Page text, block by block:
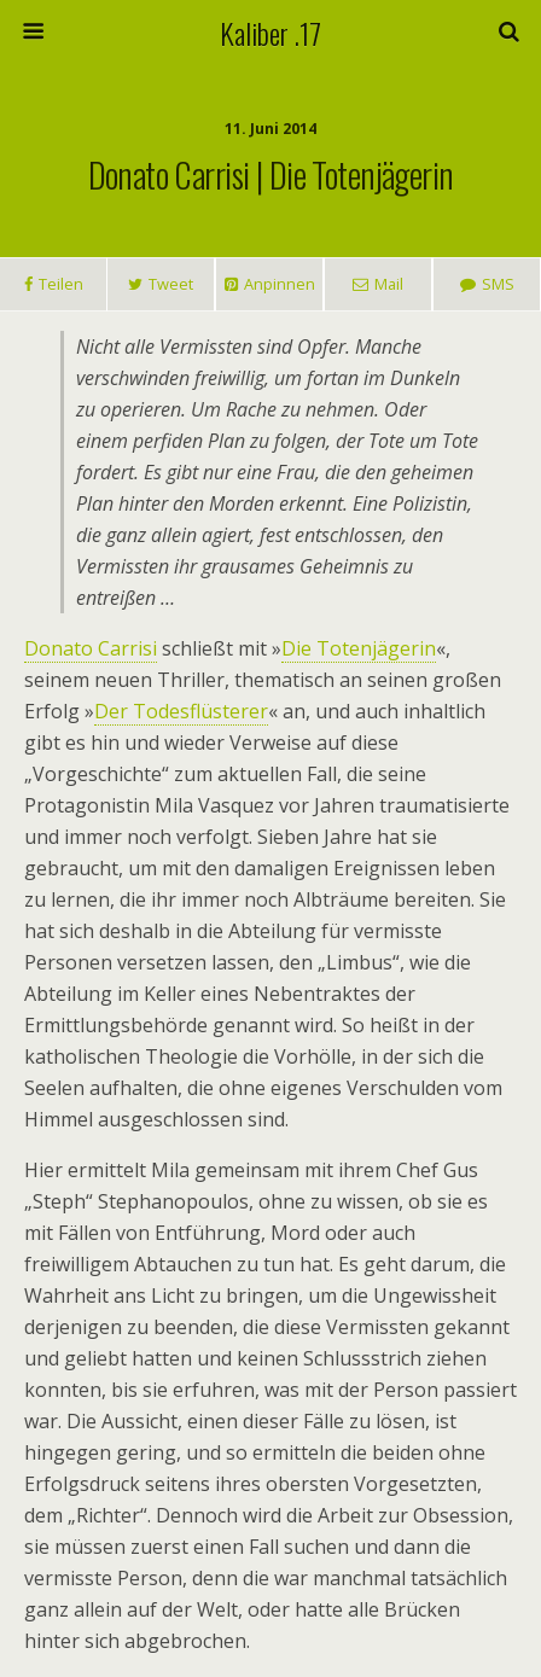
Kaliber .17
11. Juni 2014
Donato Carrisi | Die Totenjägerin
Teilen Tweet Anpinnen Mail SMS
Nicht alle Vermissten sind Opfer. Manche
verschwinden freiwillig, um fortan im Dunkeln
zu operieren. Um Rache zu nehmen. Oder
einem perfiden Plan zu folgen, der Tote um Tote
fordert. Es gibt nur eine Frau, die den geheimen
Plan hinter den Morden erkennt. Eine Polizistin,
die ganz allein agiert, fest entschlossen, den
Vermissten ihr grausames Geheimnis zu
entreißen …
Donato Carrisi schließt mit »Die Totenjägerin«,
seinem neuen Thriller, thematisch an seinen großen
Erfolg »Der Todesflüsterer« an, und auch inhaltlich
gibt es hin und wieder Verweise auf diese
„Vorgeschichte“ zum aktuellen Fall, die seine
Protagonistin Mila Vasquez vor Jahren traumatisierte
und immer noch verfolgt. Sieben Jahre hat sie
gebraucht, um mit den damaligen Ereignissen leben
zu lernen, die ihr immer noch Albträume bereiten. Sie
hat sich deshalb in die Abteilung für vermisste
Personen versetzen lassen, den „Limbus“, wie die
Abteilung im Keller eines Nebentraktes der
Ermittlungsbehörde genannt wird. So heißt in der
katholischen Theologie die Vorhölle, in der sich die
Seelen aufhalten, die ohne eigenes Verschulden vom
Himmel ausgeschlossen sind.
Hier ermittelt Mila gemeinsam mit ihrem Chef Gus
„Steph“ Stephanopoulos, ohne zu wissen, ob sie es
mit Fällen von Entführung, Mord oder auch
freiwilligem Abtauchen zu tun hat. Es geht darum, die
Wahrheit ans Licht zu bringen, um die Ungewissheit
derjenigen zu beenden, die diese Vermissten gekannt
und geliebt hatten und keinen Schlussstrich ziehen
konnten, bis sie erfuhren, was mit der Person passiert
war. Die Aussicht, einen dieser Fälle zu lösen, ist
hingegen gering, und so ermitteln die beiden ohne
Erfolgsdruck seitens ihres obersten Vorgesetzten,
dem „Richter“. Dennoch wird die Arbeit zur Obsession,
sie müssen zuerst einen Fall suchen und dann die
vermisste Person, denn die war manchmal tatsächlich
ganz allein auf der Welt, oder hatte alle Brücken
hinter sich abgebrochen.